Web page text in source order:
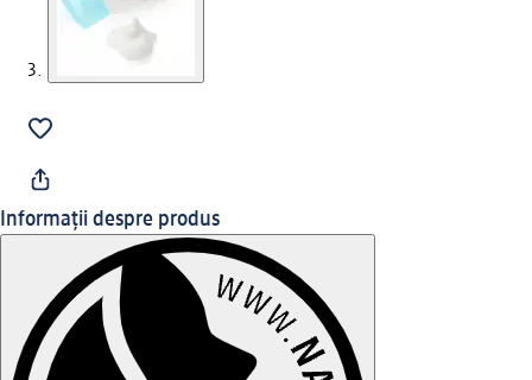
Informații despre produs